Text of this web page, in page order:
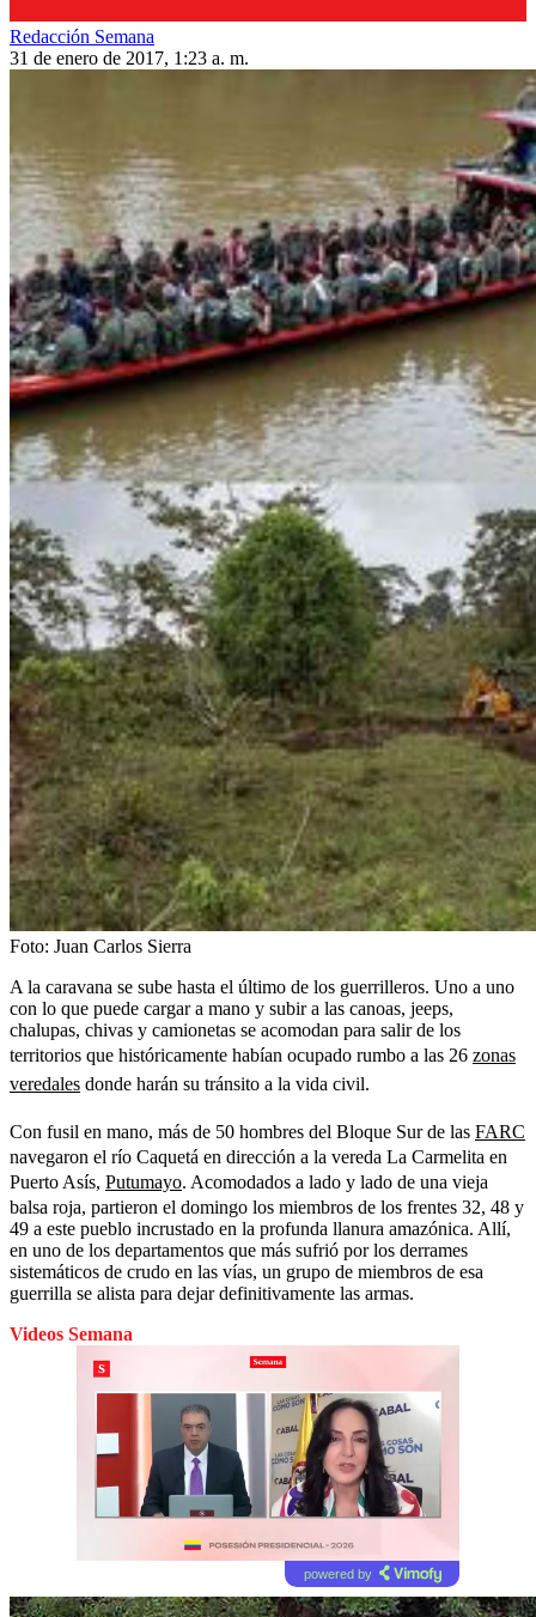
Redacción Semana
31 de enero de 2017, 1:23 a. m.
Foto: Juan Carlos Sierra
A la caravana se sube hasta el último de los guerrilleros. Uno a uno
con lo que puede cargar a mano y subir a las canoas, jeeps,
chalupas, chivas y camionetas se acomodan para salir de los
territorios que históricamente habían ocupado rumbo a las 26 zonas
veredales donde harán su tránsito a la vida civil.
Con fusil en mano, más de 50 hombres del Bloque Sur de las FARC
navegaron el río Caquetá en dirección a la vereda La Carmelita en
Puerto Asís, Putumayo. Acomodados a lado y lado de una vieja
balsa roja, partieron el domingo los miembros de los frentes 32, 48 y
49 a este pueblo incrustado en la profunda llanura amazónica. Allí,
en uno de los departamentos que más sufrió por los derrames
sistemáticos de crudo en las vías, un grupo de miembros de esa
guerrilla se alista para dejar definitivamente las armas.
Videos Semana
powered by